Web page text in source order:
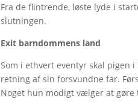
Fra de flintrende, løste lyde i
slutningen.
Exit barndommens land
Som i ethvert eventyr skal pigen
retning af sin forsvundne far.
Noget hun modigt vælger at gøre